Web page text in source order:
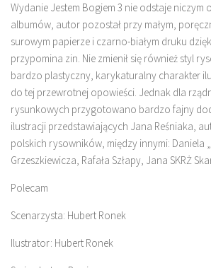
Wydanie Jestem Bogiem 3 nie odstaje niczym
albumów, autor pozostał przy małym,
surowym papierze i czarno-białym druku
przypomina zin. Nie zmienił się również styl
bardzo plastyczny, karykaturalny charakter
do tej przewrotnej opowieści. Jednak dla
rysunkowych przygotowano bardzo fajny
ilustracji przedstawiających Jana Reśniaka,
polskich rysowników, między innymi: Daniela
Grzeszkiewicza, Rafała Szłapy, Jana SKRŻ
Polecam
Scenarzysta: Hubert Ronek
Ilustrator: Hubert Ronek